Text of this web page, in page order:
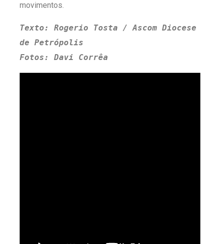
movimentos.
Texto: Rogerio Tosta / Ascom Diocese
de Petrópolis
Fotos: Davi Corrêa